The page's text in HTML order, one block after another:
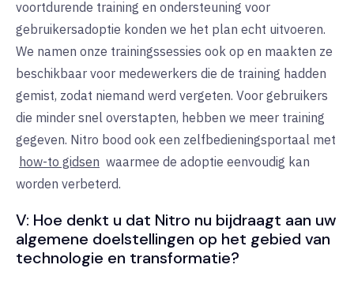
voortdurende training en ondersteuning voor
gebruikersadoptie konden we het plan echt uitvoeren.
We namen onze trainingssessies ook op en maakten ze
beschikbaar voor medewerkers die de training hadden
gemist, zodat niemand werd vergeten. Voor gebruikers
die minder snel overstapten, hebben we meer training
gegeven. Nitro bood ook een zelfbedieningsportaal met
how-to gidsen waarmee de adoptie eenvoudig kan
worden verbeterd.
V: Hoe denkt u dat Nitro nu bijdraagt aan uw
algemene doelstellingen op het gebied van
technologie en transformatie?